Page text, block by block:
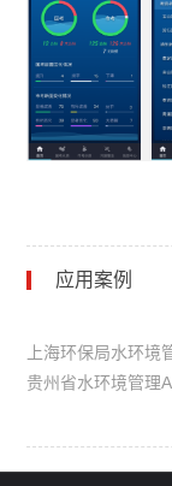
应用案例
上海环保局水环境
贵州省水环境管理